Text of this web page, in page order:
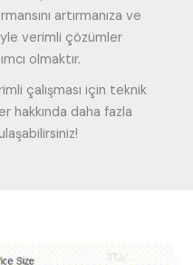
artırmanıza ve
verimli çözümler
olmaktır.
çalışması için teknik
hakkında daha fazla